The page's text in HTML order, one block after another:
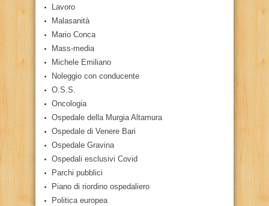
Lavoro
Malasanità
Mario Conca
Mass-media
Michele Emiliano
Noleggio con conducente
O.S.S.
Oncologia
Ospedale della Murgia Altamura
Ospedale di Venere Bari
Ospedale Gravina
Ospedali esclusivi Covid
Parchi pubblici
Piano di riordino ospedaliero
Politica europea